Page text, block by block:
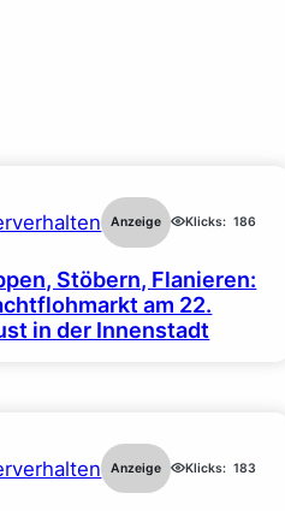
Anzeige Klicks: 186
Stöbern, Flanieren:
am 22.
in der Innenstadt
Anzeige Klicks: 183